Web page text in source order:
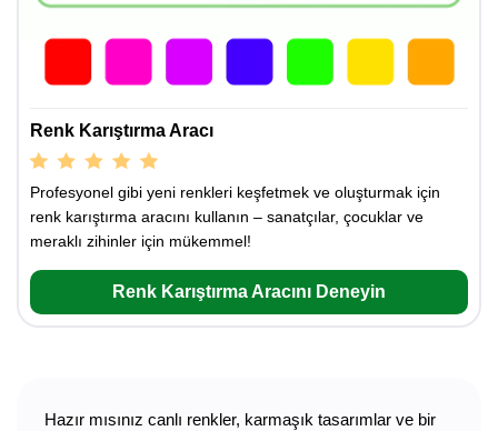
Renk Karıştırma Aracı
Profesyonel gibi yeni renkleri keşfetmek ve oluşturmak için
renk karıştırma aracını kullanın – sanatçılar, çocuklar ve
meraklı zihinler için mükemmel!
Renk Karıştırma Aracını Deneyin
Hazır mısınız canlı renkler, karmaşık tasarımlar ve bir